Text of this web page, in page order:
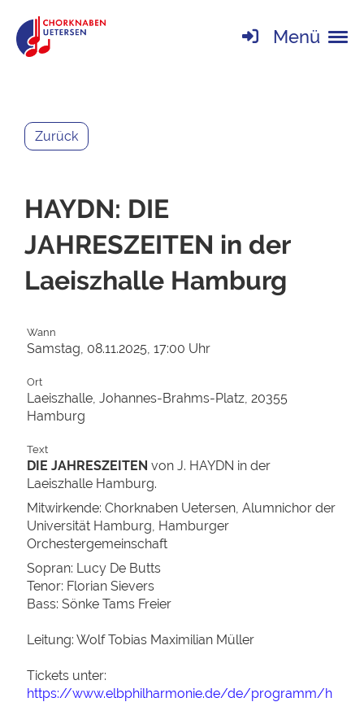
Menü
Zurück
HAYDN: DIE
JAHRESZEITEN in der
Laeiszhalle Hamburg
Wann
Samstag, 08.11.2025, 17:00 Uhr
Ort
Laeiszhalle, Johannes-Brahms-Platz, 20355
Hamburg
Text
DIE JAHRESZEITEN von J. HAYDN in der
Laeiszhalle Hamburg.
Mitwirkende: Chorknaben Uetersen, Alumnichor der
Universität Hamburg, Hamburger
Orchestergemeinschaft
Sopran: Lucy De Butts
Tenor: Florian Sievers
Bass: Sönke Tams Freier
Leitung: Wolf Tobias Maximilian Müller
Tickets unter:
https://www.elbphilharmonie.de/de/programm/h